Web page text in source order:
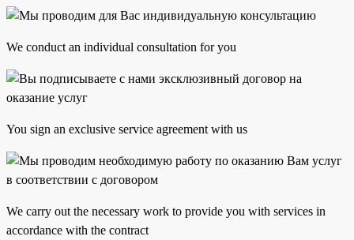
We conduct an individual consultation for you
You sign an exclusive service agreement with us
We carry out the necessary work to provide you with services in
accordance with the contract